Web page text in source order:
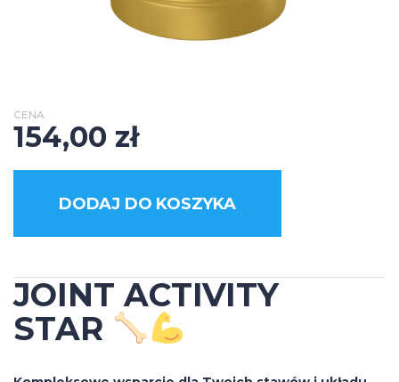
CENA
154,00 zł
DODAJ DO KOSZYKA
JOINT ACTIVITY
STAR